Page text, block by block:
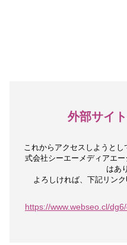
外部サイ
これからアクセスしようとし
式会社シーエーメディアエ
はあ
よろしければ、下記リン
https://www.webseo.cl/